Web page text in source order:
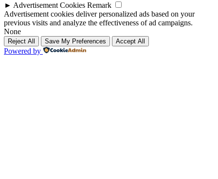
► Advertisement Cookies Remark
Advertisement cookies deliver personalized ads based on your
previous visits and analyze the effectiveness of ad campaigns.
None
Reject All Save My Preferences Accept All
Powered by